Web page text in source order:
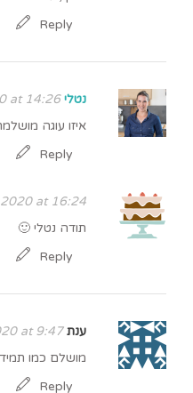
Reply
נטלי at 14:26
איזו עוגה
Reply
at 16:24
תודה נטלי 🙂
Reply
ענת at 9:47
מושלם כמו
Reply